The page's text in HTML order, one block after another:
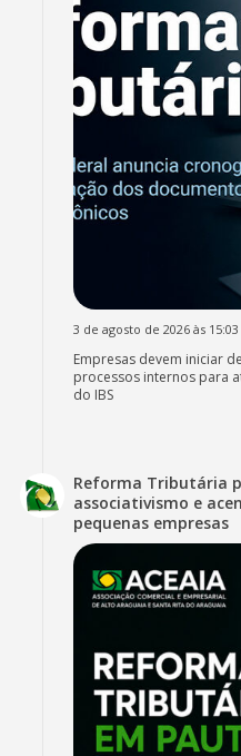
3 de agosto de 2026 às 15:03
Empresas devem iniciar
processos internos para
do IBS
Reforma Tributária
associativismo e
pequenas empresas